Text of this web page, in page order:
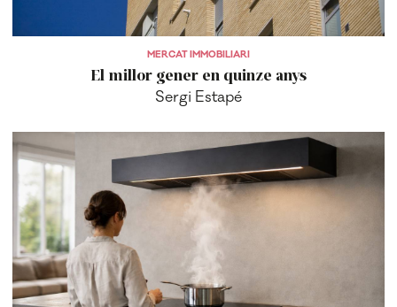
MERCAT IMMOBILIARI
El millor gener en quinze anys
Sergi Estapé